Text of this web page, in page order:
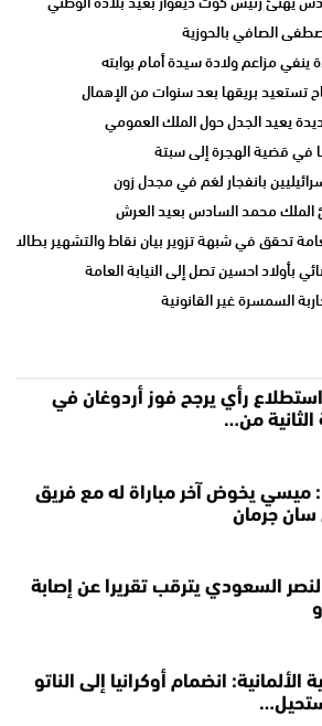
الصافي بالحوزية
مزاعم ولادة سيدة أمام بوابته
تستعيد بريقها بعد سنوات من الإهمال
يعيد الجدل حول الملك العمومي
بانفجار لغم في مجدل زون
الملك محمد السادس بعيد العرش
تحقق في شبهة تزوير بيان نقاط والتشهير بطالب
احسين تصل إلى النيابة العامة
السمسرة غير القانونية
استطلاع رأي يرجح فوز أردوغان في
الثانية من…
ميسي يخوض آخر مباراة له مع فريق
سان جرمان
السعودي يترقب تقريرا عن إصابة
الألمانية: انضمام أوكرانيا إلى الناتو